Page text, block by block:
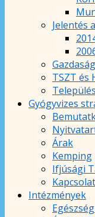
Jelentés
TSZT és
Gyógyvizes
Árak
Kemping
Ifjúsági
Kapcsolat
Intézmények